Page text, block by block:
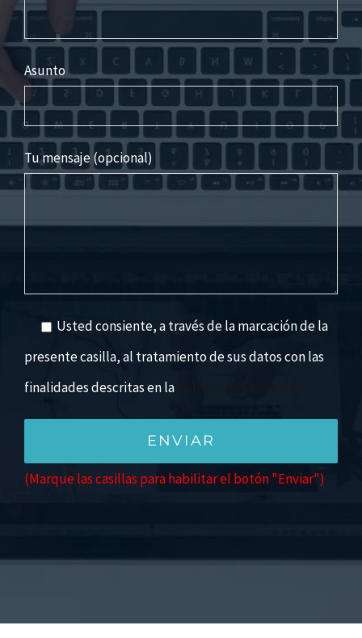
Asunto
Tu mensaje (opcional)
Usted consiente, a través de la marcación de la
presente casilla, al tratamiento de sus datos con las
finalidades descritas en la
(Marque las casillas para habilitar el botón "Enviar")